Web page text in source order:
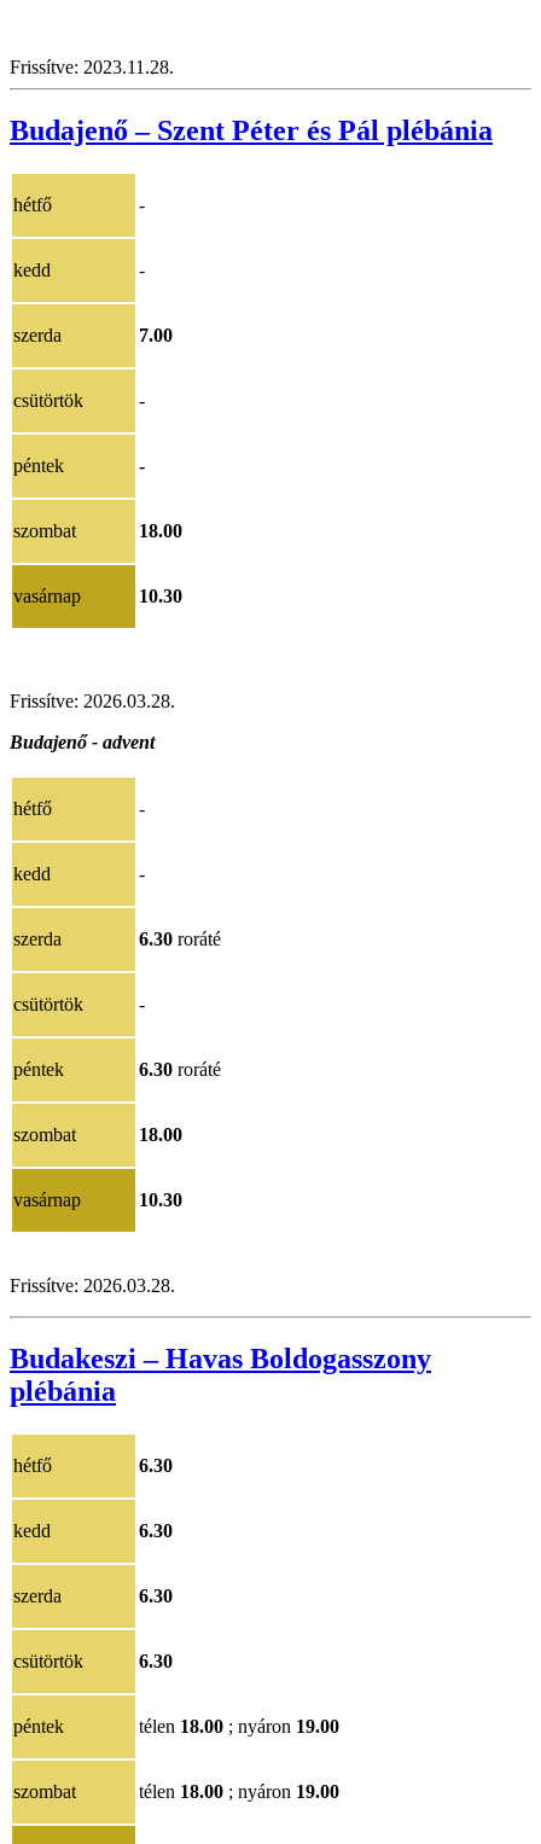
Frissítve: 2023.11.28.
Budajenő – Szent Péter és Pál plébánia
hétfő -
kedd -
szerda 7.00
csütörtök -
péntek -
szombat 18.00
vasárnap 10.30
Frissítve: 2026.03.28.
Budajenő - advent
hétfő -
kedd -
szerda 6.30 roráté
csütörtök -
péntek 6.30 roráté
szombat 18.00
vasárnap 10.30
Frissítve: 2026.03.28.
Budakeszi – Havas Boldogasszony
plébánia
hétfő 6.30
kedd 6.30
szerda 6.30
csütörtök 6.30
péntek télen 18.00 ; nyáron 19.00
szombat télen 18.00 ; nyáron 19.00